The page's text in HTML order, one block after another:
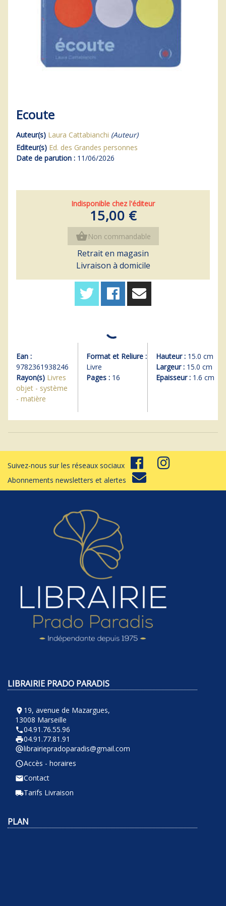
Ecoute
Auteur(s) Laura Cattabianchi (Auteur)
Editeur(s) Ed. des Grandes personnes
Date de parution : 11/06/2026
Indisponible chez l'éditeur
15,00 €
shopping_basketNon commandable
Retrait en magasin
Livraison à domicile
Ean :
9782361938246
Rayon(s) Livres
objet - système
- matière
Format et Reliure :
Livre
Pages :16
Hauteur : 15.0 cm
Largeur : 15.0 cm
Epaisseur : 1.6 cm
Suivez-nous sur les réseaux sociaux
Abonnements newsletters et alertes
LIBRAIRIE PRADO PARADIS
room 19, avenue de Mazargues,
13008 Marseille
phone04.91.76.55.96
local_printshop04.91.77.81.91
alternate_emaillibrairiepradoparadis@gmail.com
query_builderAccès - horaires
emailContact
local_shippingTarifs Livraison
PLAN